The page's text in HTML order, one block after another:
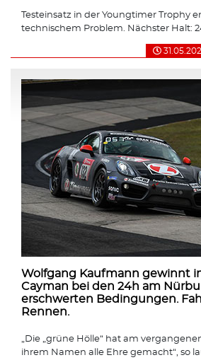
Testeinsatz in der Youngtimer Trophy
technischem Problem. Nächster Halt:
Wolfgang Kaufmann gewinnt
Cayman bei den 24h am
erschwerten Bedingungen.
Rennen.
„Die „grüne Hölle“ hat am
ihrem Namen alle Ehre gemacht“, so